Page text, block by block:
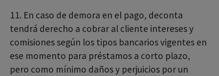
11. En caso de demora en el pago, deconta
tendrá derecho a cobrar al cliente intereses y
comisiones según los tipos bancarios vigentes en
ese momento para préstamos a corto plazo,
pero como mínimo daños y perjuicios por un